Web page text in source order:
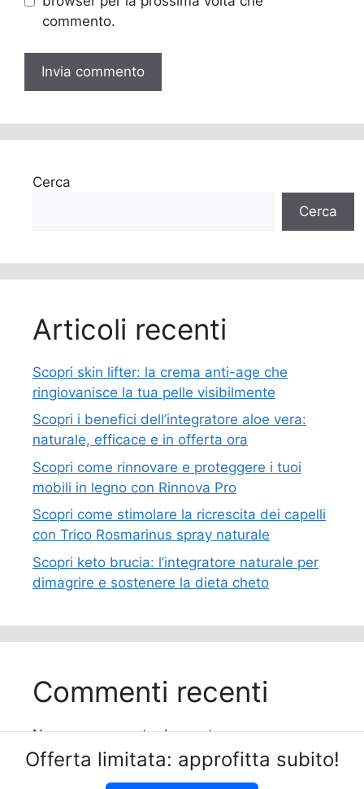
Offerta limitata: approfitta subito!
commento.
Cerca
Cerca
Articoli recenti
Scopri skin lifter: la crema anti-age che
ringiovanisce la tua pelle visibilmente
Scopri i benefici dell’integratore aloe vera:
naturale, efficace e in offerta ora
Scopri come rinnovare e proteggere i tuoi
mobili in legno con Rinnova Pro
Scopri come stimolare la ricrescita dei capelli
con Trico Rosmarinus spray naturale
Scopri keto brucia: l’integratore naturale per
dimagrire e sostenere la dieta cheto
Commenti recenti
Nessun commento da mostrare.